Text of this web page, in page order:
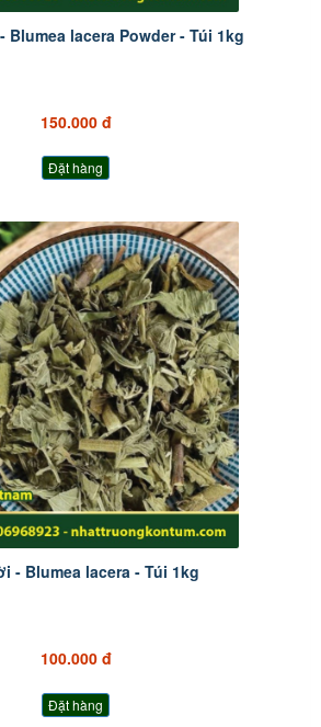
Blumea lacera Powder - Túi 1kg
150.000 đ
Đặt hàng
- Blumea lacera - Túi 1kg
100.000 đ
Đặt hàng